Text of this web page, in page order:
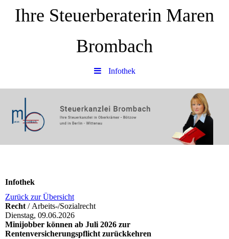
Ihre Steuerberaterin Maren
Brombach
Infothek
Infothek
Zurück zur Übersicht
Recht / Arbeits-/Sozialrecht
Dienstag, 09.06.2026
Minijobber können ab Juli 2026 zur
Rentenversicherungspflicht zurückkehren